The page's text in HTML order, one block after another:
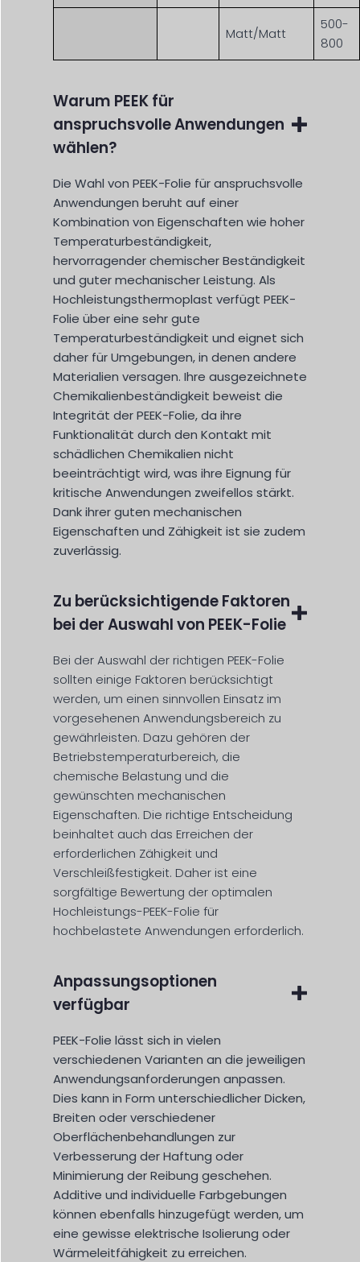
Matt/Matt
500-
800
Warum PEEK für
anspruchsvolle Anwendungen
wählen?
Die Wahl von PEEK-Folie für anspruchsvolle
Anwendungen beruht auf einer
Kombination von Eigenschaften wie hoher
Temperaturbeständigkeit,
hervorragender chemischer Beständigkeit
und guter mechanischer Leistung. Als
Hochleistungsthermoplast verfügt PEEK-
Folie über eine sehr gute
Temperaturbeständigkeit und eignet sich
daher für Umgebungen, in denen andere
Materialien versagen. Ihre ausgezeichnete
Chemikalienbeständigkeit beweist die
Integrität der PEEK-Folie, da ihre
Funktionalität durch den Kontakt mit
schädlichen Chemikalien nicht
beeinträchtigt wird, was ihre Eignung für
kritische Anwendungen zweifellos stärkt.
Dank ihrer guten mechanischen
Eigenschaften und Zähigkeit ist sie zudem
zuverlässig.
Zu berücksichtigende Faktoren
bei der Auswahl von PEEK-Folie
Bei der Auswahl der richtigen PEEK-Folie
sollten einige Faktoren berücksichtigt
werden, um einen sinnvollen Einsatz im
vorgesehenen Anwendungsbereich zu
gewährleisten. Dazu gehören der
Betriebstemperaturbereich, die
chemische Belastung und die
gewünschten mechanischen
Eigenschaften. Die richtige Entscheidung
beinhaltet auch das Erreichen der
erforderlichen Zähigkeit und
Verschleißfestigkeit. Daher ist eine
sorgfältige Bewertung der optimalen
Hochleistungs-PEEK-Folie für
hochbelastete Anwendungen erforderlich.
Anpassungsoptionen
verfügbar
PEEK-Folie lässt sich in vielen
verschiedenen Varianten an die jeweiligen
Anwendungsanforderungen anpassen.
Dies kann in Form unterschiedlicher Dicken,
Breiten oder verschiedener
Oberflächenbehandlungen zur
Verbesserung der Haftung oder
Minimierung der Reibung geschehen.
Additive und individuelle Farbgebungen
können ebenfalls hinzugefügt werden, um
eine gewisse elektrische Isolierung oder
Wärmeleitfähigkeit zu erreichen.